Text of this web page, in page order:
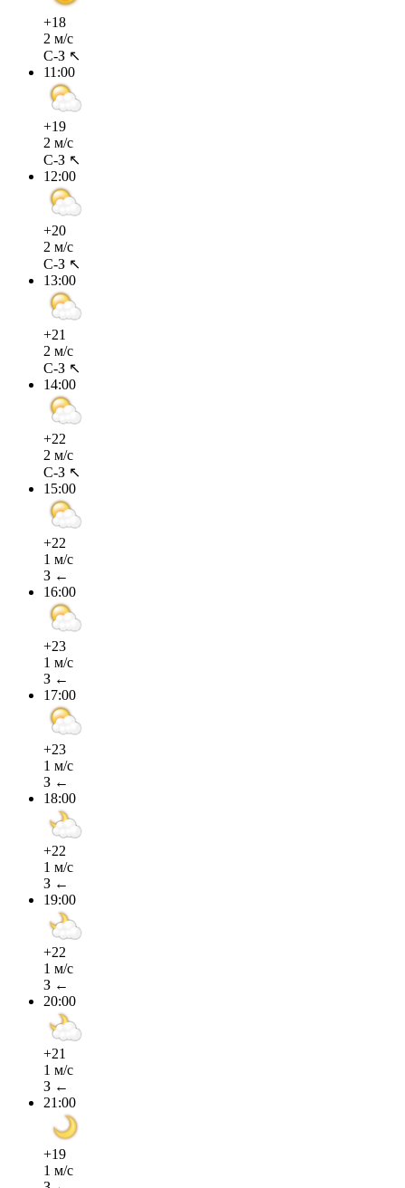
+18
2 м/с
С-З ↖
11:00
+19
2 м/с
С-З ↖
12:00
+20
2 м/с
С-З ↖
13:00
+21
2 м/с
С-З ↖
14:00
+22
2 м/с
С-З ↖
15:00
+22
1 м/с
З ←
16:00
+23
1 м/с
З ←
17:00
+23
1 м/с
З ←
18:00
+22
1 м/с
З ←
19:00
+22
1 м/с
З ←
20:00
+21
1 м/с
З ←
21:00
+19
1 м/с